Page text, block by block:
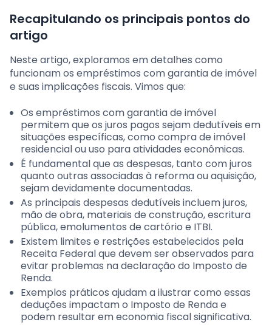
Recapitulando os principais pontos do
artigo
Neste artigo, exploramos em detalhes como
funcionam os empréstimos com garantia de imóvel
e suas implicações fiscais. Vimos que:
Os empréstimos com garantia de imóvel
permitem que os juros pagos sejam dedutíveis em
situações específicas, como compra de imóvel
residencial ou uso para atividades econômicas.
É fundamental que as despesas, tanto com juros
quanto outras associadas à reforma ou aquisição,
sejam devidamente documentadas.
As principais despesas dedutíveis incluem juros,
mão de obra, materiais de construção, escritura
pública, emolumentos de cartório e ITBI.
Existem limites e restrições estabelecidos pela
Receita Federal que devem ser observados para
evitar problemas na declaração do Imposto de
Renda.
Exemplos práticos ajudam a ilustrar como essas
deduções impactam o Imposto de Renda e
podem resultar em economia fiscal significativa.